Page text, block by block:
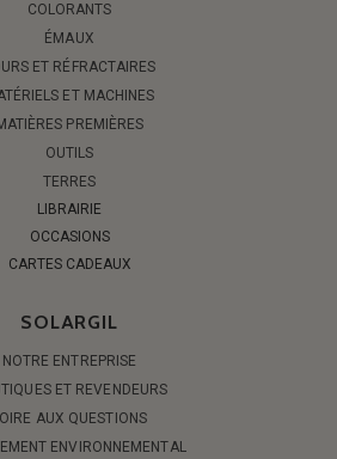
COLORANTS
ÉMAUX
ET RÉFRACTAIRES
ET MACHINES
PREMIÈRES
OUTILS
TERRES
LIBRAIRIE
OCCASIONS
CARTES CADEAUX
SOLARGIL
NOTRE ENTREPRISE
ET REVENDEURS
AUX QUESTIONS
ENVIRONNEMENTAL